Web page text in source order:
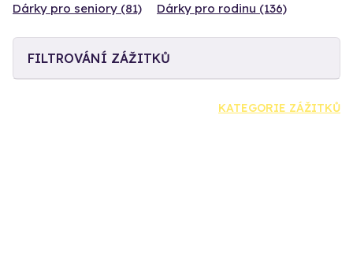
Dárky pro seniory (81)
Dárky pro rodinu (136)
FILTROVÁNÍ ZÁŽITKŮ
KATEGORIE ZÁŽITKŮ